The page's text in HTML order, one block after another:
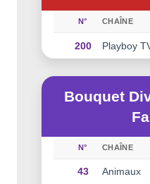
N° CHAÎNE
200 Playboy
Bouquet
N° CHAÎNE
43 Animaux